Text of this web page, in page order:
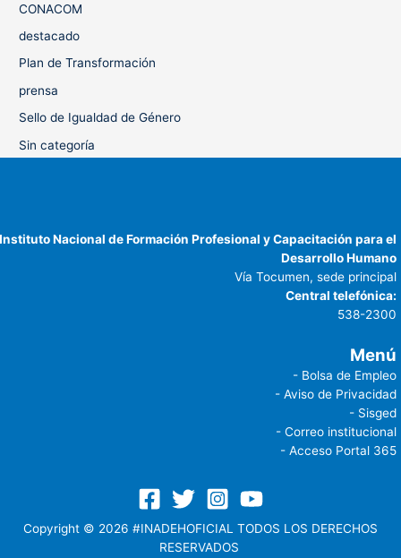
CONACOM
destacado
Plan de Transformación
prensa
Sello de Igualdad de Género
Sin categoría
Instituto Nacional de Formación Profesional y Capacitación para el
Desarrollo Humano
Vía Tocumen, sede principal
Central telefónica:
538-2300
Menú
- Bolsa de Empleo
- Aviso de Privacidad
- Sisged
- Correo institucional
- Acceso Portal 365
Copyright © 2026 #INADEHOFICIAL TODOS LOS DERECHOS
RESERVADOS